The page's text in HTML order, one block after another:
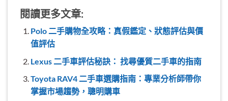
閱讀更多文章:
Polo 二手購物全攻略：真假鑑定、狀態評估與價
值評估
Lexus 二手車評估秘訣： 找尋優質二手車的指南
Toyota RAV4 二手車選購指南：專業分析師帶你
掌握市場趨勢，聰明購車